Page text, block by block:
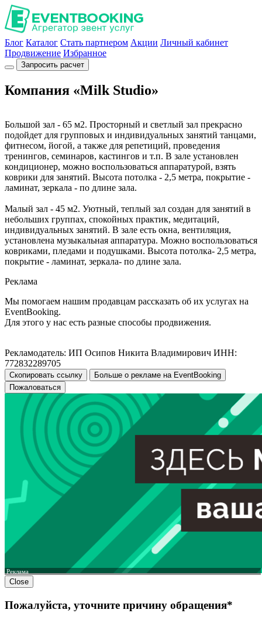
Блог Каталог Стать партнером Акции Личный кабинет
Продвижение Избранное
Запросить расчет
Компания «Milk Studio»
Большой зал - 65 м2. Просторный и светлый зал прекрасно
подойдет для групповых и индивидуальных занятий танцами,
фитнесом, йогой, а также для репетиций, проведения
тренингов, семинаров, кастингов и т.п. В зале установлен
кондиционер, можно воспользоваться аппаратурой, взять
коврики для занятий. Высота потолка - 2,5 метра, покрытие -
ламинат, зеркала - по длине зала.
Малый зал - 45 м2. Уютный, теплый зал создан для занятий в
небольших группах, спокойных практик, медитаций,
индивидуальных занятий. В зале есть окна, вентиляция,
установлена музыкальная аппаратура. Можно воспользоваться
ковриками, пледами и подушками. Высота потолка- 2,5 метра,
покрытие - ламинат, зеркала- по длине зала.
Реклама
Мы помогаем нашим продавцам рассказать об их услугах на
EventBooking.
Для этого у нас есть разные способы продвижения.
Рекламодатель: ИП Осипов Никита Владимирович ИНН:
772832289705
Скопировать ссылку
Больше о рекламе на EventBooking
Пожаловаться
Реклама
Close
Пожалуйста, уточните причину обращения*